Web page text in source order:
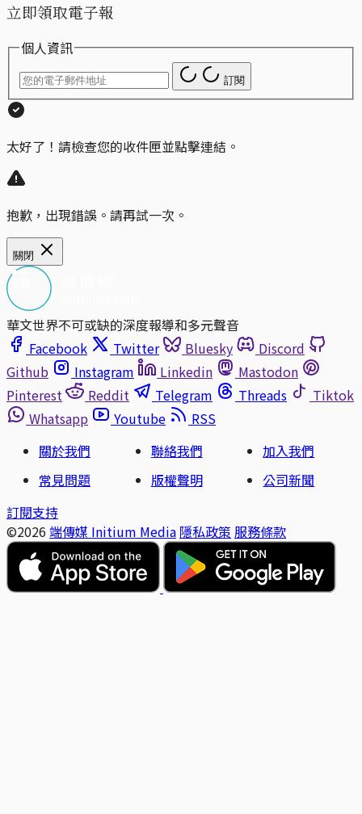
立即領取電子報
個人資訊
訂閱
太好了！請檢查您的收件匣並點擊連結。
抱歉，出現錯誤。請再試一次。
關閉
華文世界不可或缺的深度報導和多元聲音
Facebook
Twitter Bluesky
Discord
Github
Instagram Linkedin
Mastodon
Pinterest
Reddit Telegram Threads
Tiktok
Whatsapp
Youtube
RSS
關於我們
聯絡我們
加入我們
常見問題
版權聲明
公司新聞
訂閱支持
©2026 端傳媒 Initium Media 隱私政策 服務條款